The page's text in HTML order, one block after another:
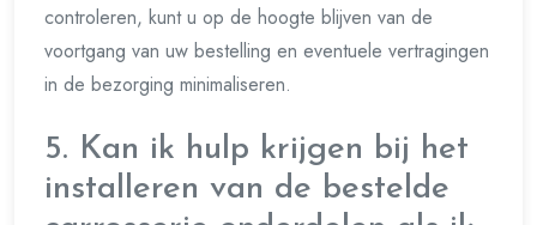
controleren, kunt u op de hoogte blijven van de
voortgang van uw bestelling en eventuele vertragingen
in de bezorging minimaliseren.
5. Kan ik hulp krijgen bij het
installeren van de bestelde